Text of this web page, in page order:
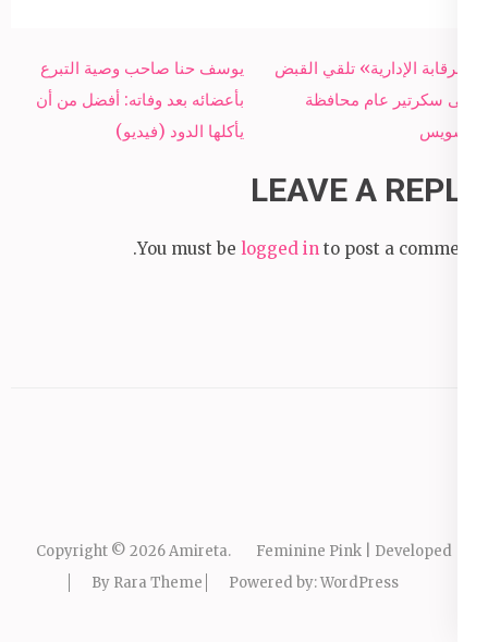
Post
navigation
يوسف حنا صاحب وصية التبرع
بأعضائه بعد وفاته: أفضل من أن
يأكلها الدود (فيديو)
«الرقابة الإدارية» تلقي القبض
على سكرتير عام محافظة
السويس
LEAVE A REPLY
You must be logged in to post a comment.
Copyright © 2026Amireta.
Feminine Pink | Developed
By Rara Theme Powered by:WordPress